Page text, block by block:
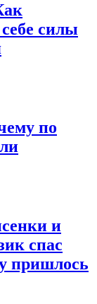
силы
по
и
спас
пришлось